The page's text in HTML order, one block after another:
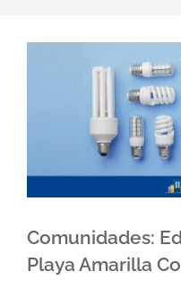
Blog
Contáctanos
Comunidades:
Playa Amarilla